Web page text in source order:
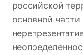
российской
основной